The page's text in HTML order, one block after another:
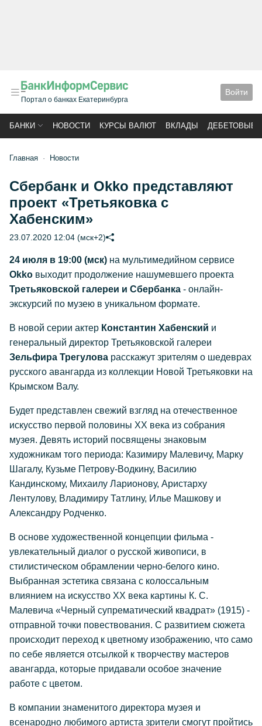
Портал о банках Екатеринбурга
Войти
БАНКИ НОВОСТИ КУРСЫ ВАЛЮТ ВКЛАДЫ ДЕБЕТОВЫЕ
Главная Новости
Сбербанк и Okko представляют
проект «Третьяковка с
Хабенским»
23.07.2020 12:04 (мск+2)
24 июля в 19:00 (мск) на мультимедийном сервисе
Okko выходит продолжение нашумевшего проекта
Третьяковской галереи и Сбербанка - онлайн-
экскурсий по музею в уникальном формате.
В новой серии актер Константин Хабенский и
генеральный директор Третьяковской галереи
Зельфира Трегулова расскажут зрителям о шедеврах
русского авангарда из коллекции Новой Третьяковки на
Крымском Валу.
Будет представлен свежий взгляд на отечественное
искусство первой половины XX века из собрания
музея. Девять историй посвящены знаковым
художникам того периода: Казимиру Малевичу, Марку
Шагалу, Кузьме Петрову-Водкину, Василию
Кандинскому, Михаилу Ларионову, Аристарху
Лентулову, Владимиру Татлину, Илье Машкову и
Александру Родченко.
В основе художественной концепции фильма -
увлекательный диалог о русской живописи, в
стилистическом обрамлении черно-белого кино.
Выбранная эстетика связана с колоссальным
влиянием на искусство XX века картины К. С.
Малевича «Черный супрематический квадрат» (1915) -
отправной точки повествования. С развитием сюжета
происходит переход к цветному изображению, что само
по себе является отсылкой к творчеству мастеров
авангарда, которые придавали особое значение
работе с цветом.
В компании знаменитого директора музея и
всенародно любимого артиста зрители смогут пройтись